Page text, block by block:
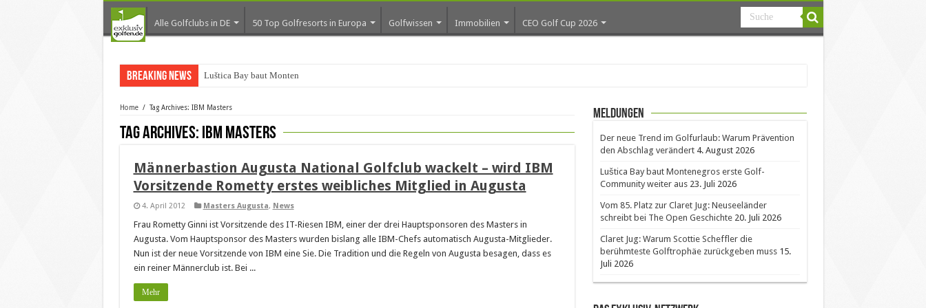
Alle Golfclubs in DE 50 Top Golfresorts in Europa Golfwissen Immobilien CEO Golf Cup 2026
Breaking News Luštica Bay baut Montenegros er
Home / Tag Archives: IBM Masters
Tag Archives: IBM Masters
Männerbastion Augusta National Golfclub wackelt – wird IBM
Vorsitzende Rometty erstes weibliches Mitglied in Augusta
4. April 2012 Masters Augusta, News
Frau Rometty Ginni ist Vorsitzende des IT-Riesen IBM, einer der drei Hauptsponsoren des Masters in
Augusta. Vom Hauptsponsor des Masters wurden bislang alle IBM-Chefs automatisch Augusta-Mitglieder.
Nun ist der neue Vorsitzende von IBM eine Sie. Die Tradition und die Regeln von Augusta besagen, dass es
ein reiner Männerclub ist. Bei ...
Mehr
Meldungen
Der neue Trend im Golfurlaub: Warum Prävention
den Abschlag verändert 4. August 2026
Luštica Bay baut Montenegros erste Golf-
Community weiter aus 23. Juli 2026
Vom 85. Platz zur Claret Jug: Neuseeländer
schreibt bei The Open Geschichte 20. Juli 2026
Claret Jug: Warum Scottie Scheffler die
berühmteste Golftrophäe zurückgeben muss 15.
Juli 2026